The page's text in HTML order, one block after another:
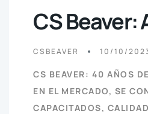
CS Beaver:
CSBEAVER 10/10/
CS BEAVER: 40 AÑOS
EN EL MERCADO, SE
CAPACITADOS,